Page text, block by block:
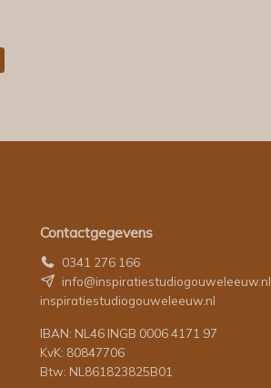
Contactgegevens
0341 276 166
info@inspiratiestudiogouweleeuw.nl
inspiratiestudiogouweleeuw.nl
IBAN: NL46 INGB 0006 4171 97
KvK: 80847706
Btw: NL861823825B01